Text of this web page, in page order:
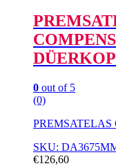
0 out of 5
(0)
PREMSATELAS
SKU:
€126,60